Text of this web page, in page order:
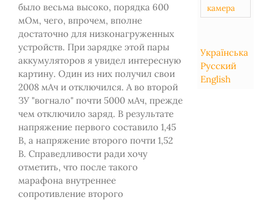
было весьма высоко, порядка 600
мОм, чего, впрочем, вполне
достаточно для низконагруженных
устройств. При зарядке этой пары
аккумуляторов я увидел интересную
картину. Один из них получил свои
2008 мАч и отключился. А во второй
ЗУ "вогнало" почти 5000 мАч, прежде
чем отключило заряд. В результате
напряжение первого составило 1,45
В, а напряжение второго почти 1,52
В. Справедливости ради хочу
отметить, что после такого
марафона внутреннее
сопротивление второго
камера
Українська
Русский
English